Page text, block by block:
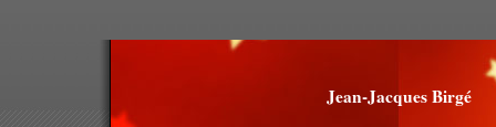
Jean-Jacques Birgé